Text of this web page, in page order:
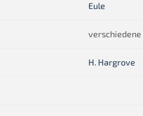
Eule
verschiedene
H. Hargrove